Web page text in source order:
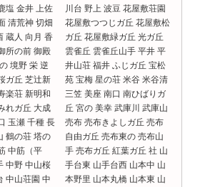
塩 金井 上佐
清荒神 切畑
蔵人 向月 香
所の前 御殿
境野 栄 逆
ガ丘 芝辻新
楽荘 新明和
れガ丘 大成
玉瀬 千種 長
鶴の荘 塔の
中筋（平
中野 中山桜
中山荘園 中
花屋敷荘園
丘 花屋敷松
ガ丘 光ガ丘
山手 平井 平
じガ丘 宝松
米谷 米谷清
南ひばりガ
庫川 武庫山
しガ丘 売布
東の 売布山
ガ丘 社 山
西 山本中 山
橋 山本東 山